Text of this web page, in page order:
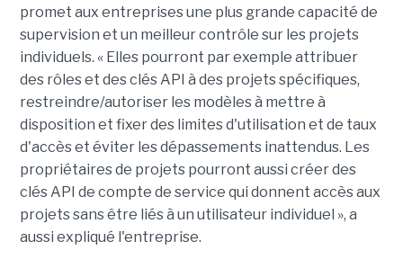
promet aux entreprises une plus grande capacité de
supervision et un meilleur contrôle sur les projets
individuels. « Elles pourront par exemple attribuer
des rôles et des clés API à des projets spécifiques,
restreindre/autoriser les modèles à mettre à
disposition et fixer des limites d'utilisation et de taux
d'accès et éviter les dépassements inattendus. Les
propriétaires de projets pourront aussi créer des
clés API de compte de service qui donnent accès aux
projets sans être liés à un utilisateur individuel », a
aussi expliqué l'entreprise.